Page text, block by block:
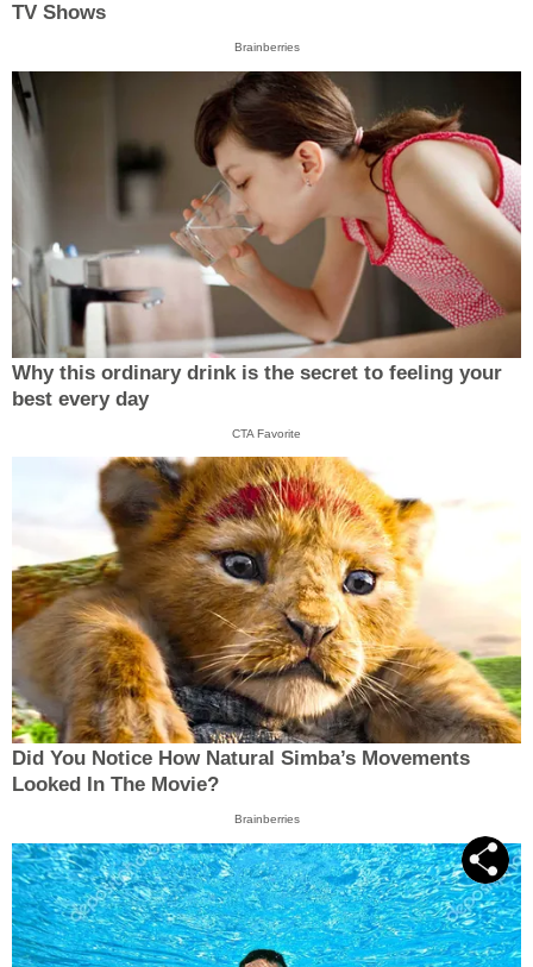
TV Shows
Brainberries
Why this ordinary drink is the secret to feeling your
best every day
CTA Favorite
Did You Notice How Natural Simba’s Movements
Looked In The Movie?
Brainberries